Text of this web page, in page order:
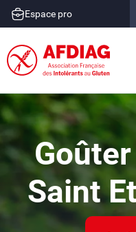
Espace pro
Saint